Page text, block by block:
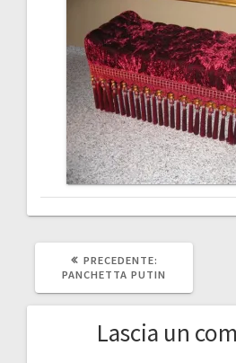
PRECEDENTE:
PRECEDENTE:
PANCHETTA PUTIN
Lascia un